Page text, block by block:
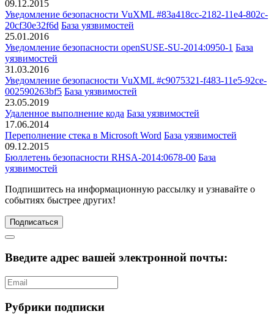
09.12.2015
Уведомление безопасности VuXML #83a418cc-2182-11e4-802c-
20cf30e32f6d База уязвимостей
25.01.2016
Уведомление безопасности openSUSE-SU-2014:0950-1 База
уязвимостей
31.03.2016
Уведомление безопасности VuXML #c9075321-f483-11e5-92ce-
002590263bf5 База уязвимостей
23.05.2019
Удаленное выполнение кода База уязвимостей
17.06.2014
Переполнение стека в Microsoft Word База уязвимостей
09.12.2015
Бюллетень безопасности RHSA-2014:0678-00 База
уязвимостей
Подпишитесь на информационную рассылку и узнавайте о
событиях быстрее других!
Подписаться
Введите адрес вашей электронной почты:
Рубрики подписки